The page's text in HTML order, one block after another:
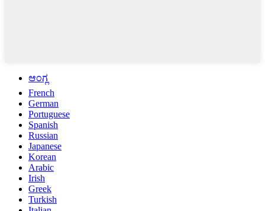
ಆಂಗ್ಲ
French
German
Portuguese
Spanish
Russian
Japanese
Korean
Arabic
Irish
Greek
Turkish